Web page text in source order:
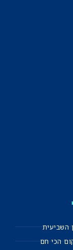
השביעית
הכי חם